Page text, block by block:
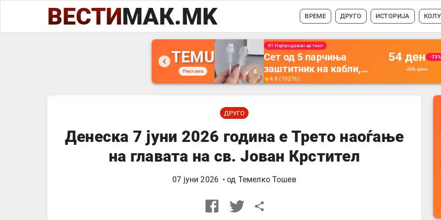
ВЕСТИМАК.MK ВРЕМЕ ДРУГО ИСТОРИЈА
TEMU
Реклама
#1 Најпродавано
Држач за полнење на
телефон кој се монтира
на ѕид -
кревет и за ТВ
далечински управувач
4.5(16742
56 ден -35%
87ден
ДРУГО
Денеска 7 јуни 2026 година е Трето наоѓање
на главата на св. Јован Крстител
07 јуни 2026 • од Темелко Тошев